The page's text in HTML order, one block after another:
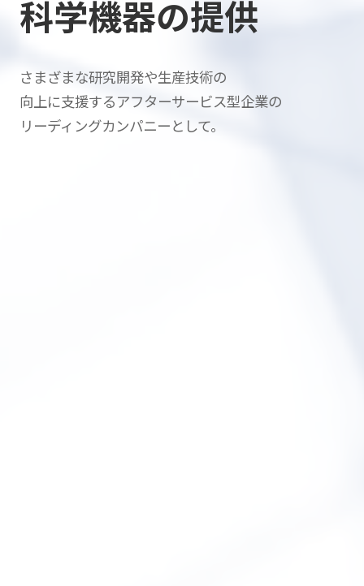
科学機器の提供
さまざまな研究開発や生産技術の
向上に支援するアフターサービス型企業の
リーディングカンパニーとして。